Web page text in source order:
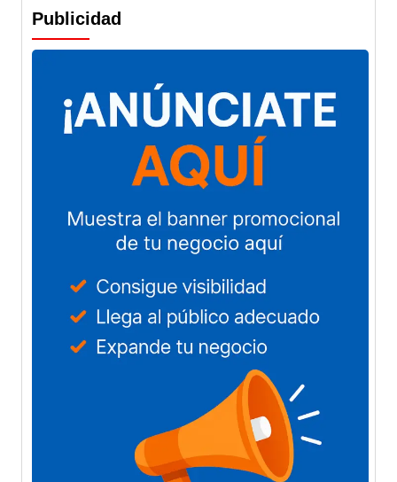
Publicidad